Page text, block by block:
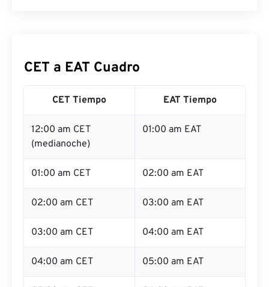
CET a EAT Cuadro
CET Tiempo EAT Tiempo
12:00 am CET
(medianoche)
01:00 am EAT
01:00 am CET 02:00 am EAT
02:00 am CET 03:00 am EAT
03:00 am CET 04:00 am EAT
04:00 am CET 05:00 am EAT